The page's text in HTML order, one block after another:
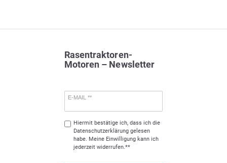
Rasentraktoren-
Motoren – Newsletter
E-MAIL **
Hiermit bestätige ich, dass ich die
Daten­schutz­erklärunggelesen
habe. Meine Einwilligung kann ich
jederzeit widerrufen.**